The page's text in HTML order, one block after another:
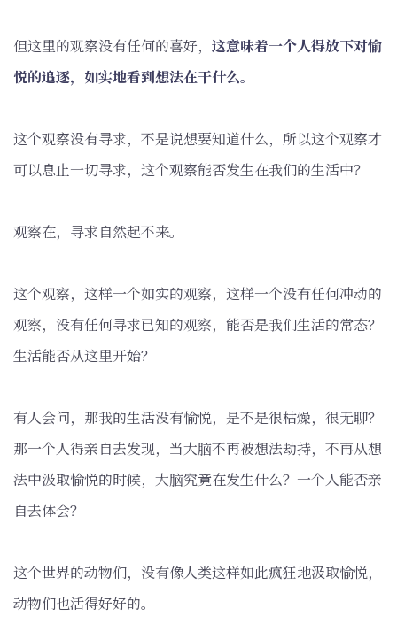
但这里的观察没有任何的喜好， 这意味着一个人得放下对愉
悦的追逐，如实地看到想法在干什么。
这个观察没有寻求，不是说想要知道什么，所以这个观察才
可以息止一切寻求，这个观察能否发生在我们的生活中？
观察在，寻求自然起不来。
这个观察，这样一个如实的观察，这样一个没有任何冲动的
观察，没有任何寻求已知的观察，能否是我们生活的常态？
生活能否从这里开始？
有人会问，那我的生活没有愉悦，是不是很枯燥，很无聊？
那一个人得亲自去发现，当大脑不再被想法劫持，不再从想
法中汲取愉悦的时候，大脑究竟在发生什么？一个人能否亲
自去体会？
这个世界的动物们，没有像人类这样如此疯狂地汲取愉悦，
动物们也活得好好的。